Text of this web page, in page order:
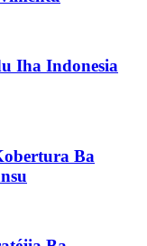
Iha Indonesia
Ba